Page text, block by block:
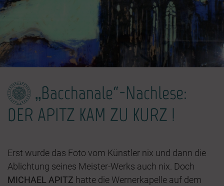
„Bacchanale“-Nachlese:
DER APITZ KAM ZU KURZ !
Erst wurde das Foto vom Künstler nix und dann die
Ablichtung seines Meister-Werks auch nix. Doch
MICHAEL APITZ hatte die Wernerkapelle auf dem